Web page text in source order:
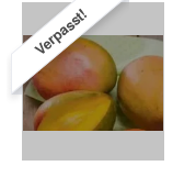
Verpasst!